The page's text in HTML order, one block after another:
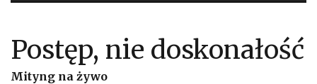
Postęp, nie doskonałość
Mityng na żywo